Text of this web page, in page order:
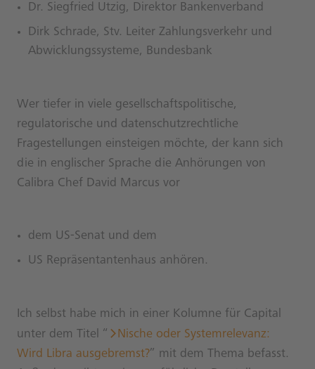
Dr. Siegfried Utzig, Direktor Bankenverband
Dirk Schrade, Stv. Leiter Zahlungsverkehr und
Abwicklungssysteme, Bundesbank
Wer tiefer in viele gesellschaftspolitische,
regulatorische und datenschutzrechtliche
Fragestellungen einsteigen möchte, der kann sich
die in englischer Sprache die Anhörungen von
Calibra Chef David Marcus vor
dem US-Senat und dem
US Repräsentantenhaus anhören.
Ich selbst habe mich in einer Kolumne für Capital
unter dem Titel “
Nische oder Systemrelevanz:
Wird Libra ausgebremst?” mit dem Thema befasst.